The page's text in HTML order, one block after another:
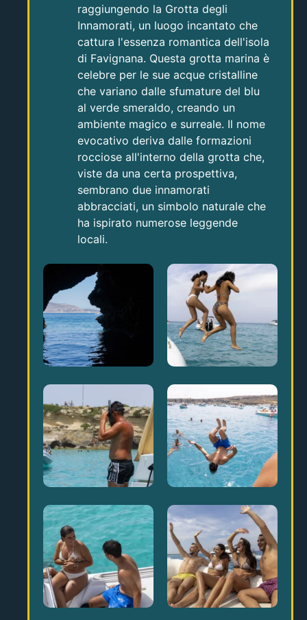
raggiungendo la Grotta degli
Innamorati, un luogo incantato che
cattura l'essenza romantica dell'isola
di Favignana. Questa grotta marina è
celebre per le sue acque cristalline
che variano dalle sfumature del blu
al verde smeraldo, creando un
ambiente magico e surreale. Il nome
evocativo deriva dalle formazioni
rocciose all'interno della grotta che,
viste da una certa prospettiva,
sembrano due innamorati
abbracciati, un simbolo naturale che
ha ispirato numerose leggende
locali.